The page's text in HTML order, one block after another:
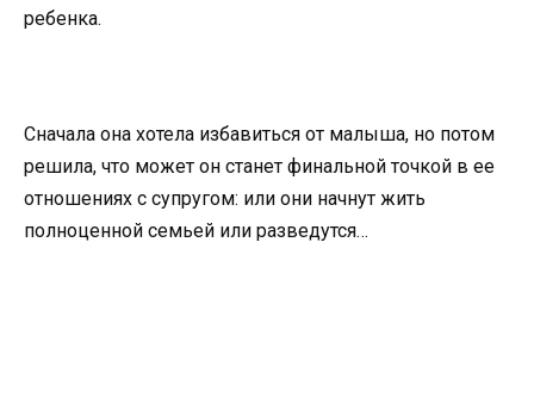
ребенка.
Сначала она хотела избавиться от малыша, но потом
решила, что может он станет финальной точкой в ее
отношениях с супругом: или они начнут жить
полноценной семьей или разведутся…